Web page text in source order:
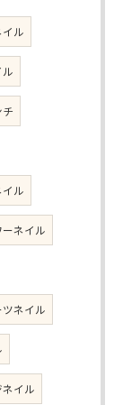
ル
チ
ル
ーネイル
ツネイル
イル